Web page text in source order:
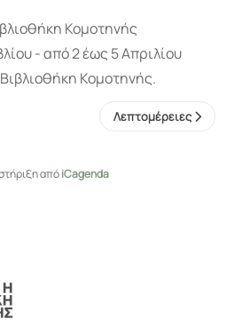
Κομοτηνής
- από 2 έως 5 Απριλίου
Κομοτηνής.
Λεπτομέρειες
απόiCagenda